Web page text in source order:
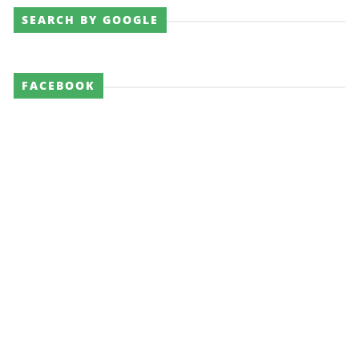
SEARCH BY GOOGLE
FACEBOOK